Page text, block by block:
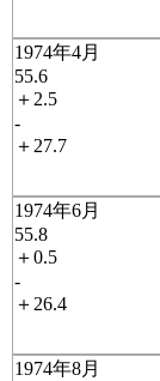
1974年4月
55.6
＋2.5
-
＋27.7
1974年6月
55.8
＋0.5
-
＋26.4
1974年8月